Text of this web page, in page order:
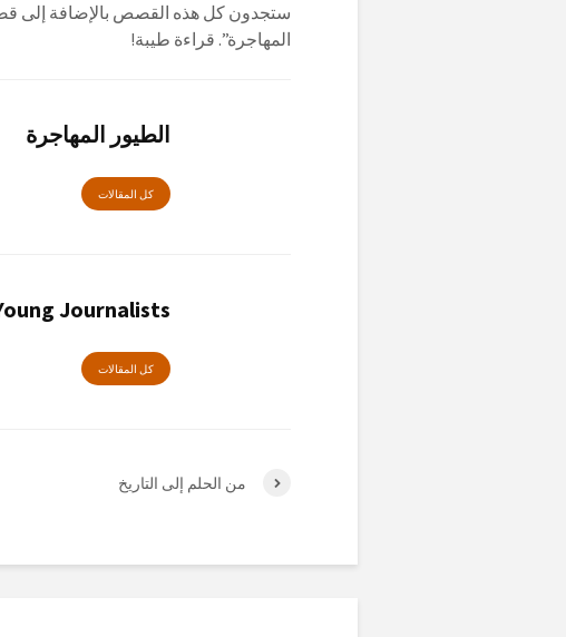
المهاجرة”. قراءة طيبة!
الطيور المهاجرة
كل المقالات
Journalists
كل المقالات
من الحلم إلى التاريخ